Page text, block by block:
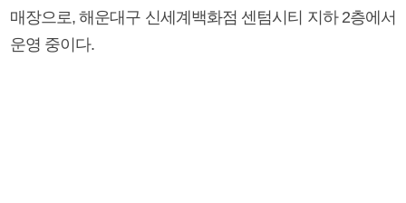
매장으로, 해운대구 신세계백화점 센텀시티 지하 2층에서
운영 중이다.